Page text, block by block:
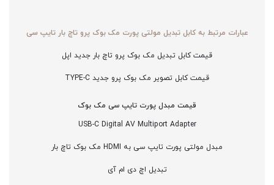
عبارات مرتبط به کابل تبدیل مولتی پورت مک بوک پرو تاچ بار تایپ سی
قیمت کابل تبدیل مک بوک پرو تاچ بار جدید اپل
قیمت کابل تصویر مک بوک پرو جدید TYPE-C
قیمت مبدل پورت تایپ سی مک بوک
USB-C Digital AV Multiport Adapter
مبدل مولتی پورت تایپ سی به HDMI مک بوک تاچ بار
تبدیل اچ دی ام آی